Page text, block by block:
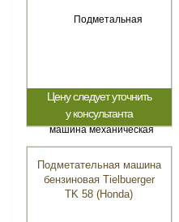
Цену следует уточнить
у консультанта
Подметательная машина
бензиновая Tielbuerger
TK 58 (Honda)